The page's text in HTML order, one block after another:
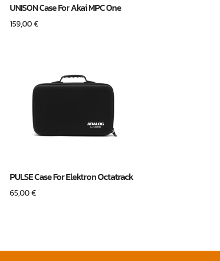
UNISON Case For Akai MPC One
159,00€
PULSE Case For Elektron Octatrack
65,00€